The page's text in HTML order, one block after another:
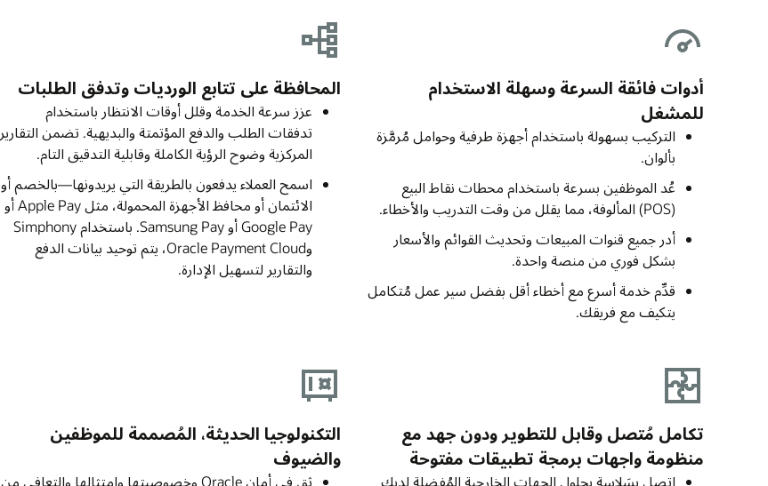
أدوات فائقة السرعة وسهلة الاستخدام
للمشغل
التركيب بسهولة باستخدام أجهزة طرفية وحوامل مُرمَّزة
بألوان.
عُد الموظفين بسرعة باستخدام محطات نقاط البيع
(POS) المألوفة، مما يقلل من وقت التدريب والأخطاء.
أدر جميع قنوات المبيعات وتحديث القوائم والأسعار
بشكل فوري من منصة واحدة.
قدِّم خدمة أسرع مع أخطاء أقل بفضل سير عمل مُتكامل
يتكيف مع فريقك.
المحافظة على تتابع الورديات وتدفق الطلبات
عزز سرعة الخدمة وقلل أوقات الانتظار باستخدام
تدفقات الطلب والدفع المؤتمتة والبديهية. تضمن التقارير
المركزية وضوح الرؤية الكاملة وقابلية التدقيق التام.
اسمح العملاء يدفعون بالطريقة التي يريدونها—بالخصم أو
الائتمان أو محافظ الأجهزة المحمولة، مثل Apple Pay أو
Google Pay أو Samsung Pay. باستخدام Simphony
وOracle Payment Cloud، يتم توحيد بيانات الدفع
والتقارير لتسهيل الإدارة.
تكامل مُتصل وقابل للتطوير ودون جهد مع
منظومة واجهات برمجة تطبيقات مفتوحة
اتصل بسَلاسة بحلول الجهات الخارجية المُفضلة لديك
التكنولوجيا الحديثة، المُصممة للموظفين
والضيوف
ثق في أمان Oracle وخصوصيتها وامتثالها والتعافي من